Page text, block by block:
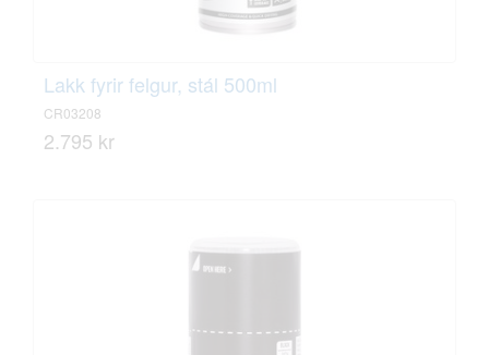
Lakk fyrir felgur, stál 500ml
CR03208
2.795 kr